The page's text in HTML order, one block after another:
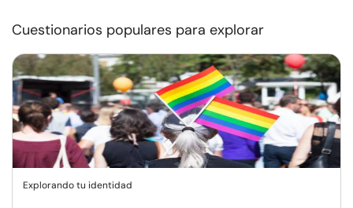
Cuestionarios populares para explorar
Explorando tu identidad